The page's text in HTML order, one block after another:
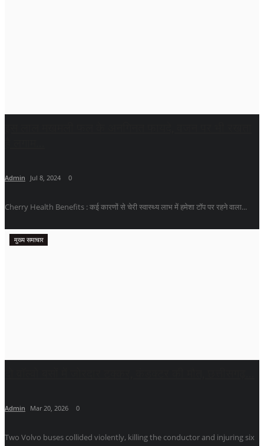
Admin Jul 8, 2024 0
Cherry Health Benefits : कई कारणों से चेरी स्वास्थ्य लाभ में हमेशा टॉप पर रहने वाला...
मुख्य समाचार
Admin Mar 20, 2026 0
Two Volvo buses collided violently, killing the conductor and injuring six